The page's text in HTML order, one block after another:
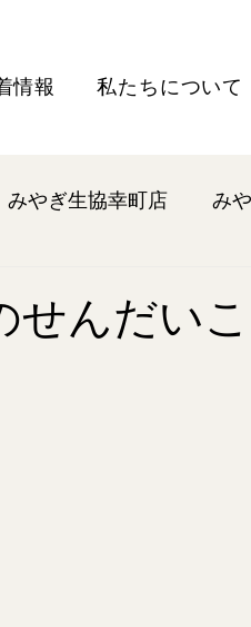
情報 私たちについて
みやぎ生協幸町店 み
せんだいこ